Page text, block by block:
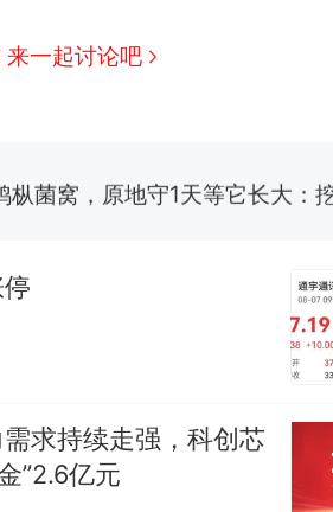
一起讨论吧
什么？
孩，因老师一句“跟我回家”改写
求持续走强，科创芯
”2.6亿元